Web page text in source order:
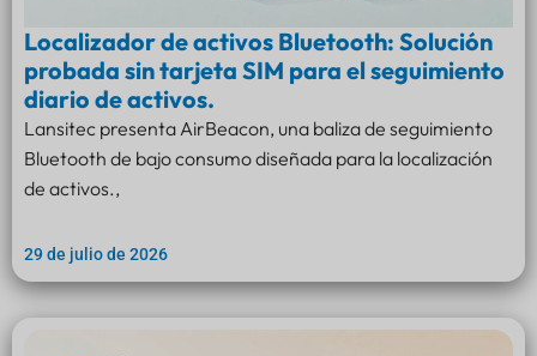
Localizador de activos Bluetooth: Solución
probada sin tarjeta SIM para el seguimiento
diario de activos.
Lansitec presenta AirBeacon, una baliza de seguimiento
Bluetooth de bajo consumo diseñada para la localización
de activos.,
29 de julio de 2026